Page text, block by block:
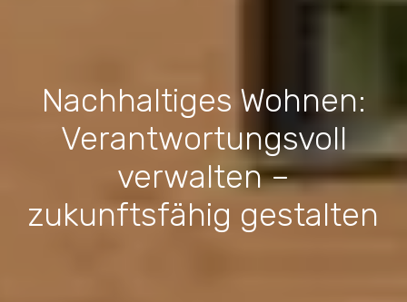
Nachhaltiges Wohnen:
Verantwortungsvoll
verwalten –
zukunftsfähig gestalten